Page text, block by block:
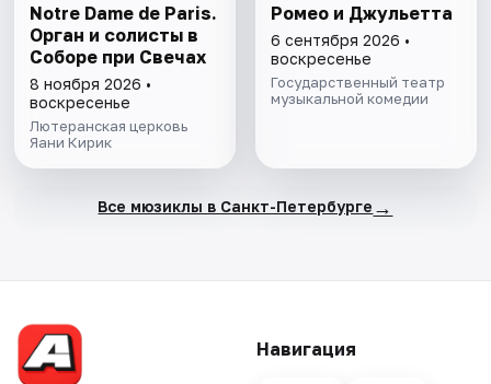
Notre Dame de Paris.
Орган и солисты в
Соборе при Свечах
8 ноября 2026 •
воскресенье
Лютеранская церковь
Яани Кирик
Ромео и Джульетта
6 сентября 2026 •
воскресенье
Государственный театр
музыкальной комедии
Все мюзиклы в Санкт-Петербурге →
Навигация